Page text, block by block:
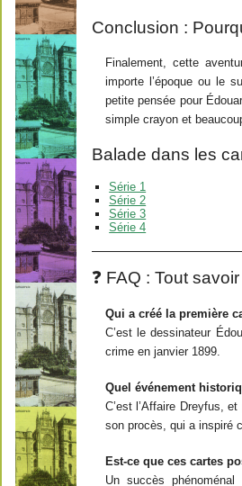
Conclusion :
Finalement, cette
importe l’époque ou le
petite pensée pour
simple crayon et
Balade dans les
Série 1
Série 2
Série 3
Série 4
❓ FAQ : Tout
Qui a créé la première
C’est le dessinateur
crime en janvier 1899.
Quel événement
C’est l’Affaire Dreyfus,
son procès, qui a inspiré
Est-ce que ces cartes
Un succès